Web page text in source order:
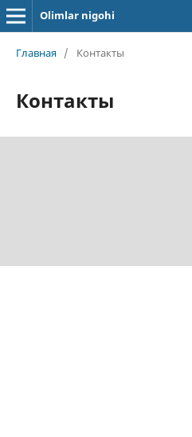
Olimlar nigohi
Главная / Контакты
Контакты